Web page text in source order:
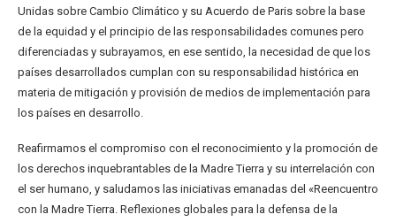
Unidas sobre Cambio Climático y su Acuerdo de Paris sobre la base
de la equidad y el principio de las responsabilidades comunes pero
diferenciadas y subrayamos, en ese sentido, la necesidad de que los
países desarrollados cumplan con su responsabilidad histórica en
materia de mitigación y provisión de medios de implementación para
los países en desarrollo.
Reafirmamos el compromiso con el reconocimiento y la promoción de
los derechos inquebrantables de la Madre Tierra y su interrelación con
el ser humano, y saludamos las iniciativas emanadas del «Reencuentro
con la Madre Tierra. Reflexiones globales para la defensa de la